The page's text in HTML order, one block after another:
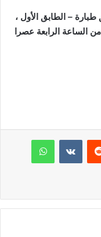
– الطابق الأول ،
الواقع في 14 حزيران 2019 ، من الساعة الرابعة عصرا